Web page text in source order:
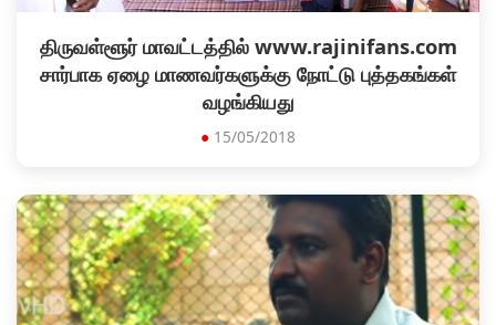
திருவள்ளூர் மாவட்டத்தில் www.rajinifans.com
சார்பாக ஏழை மாணவர்களுக்கு நோட்டு புத்தகங்கள்
வழங்கியது
● 15/05/2018